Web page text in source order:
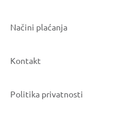
Načini plaćanja
Kontakt
Politika privatnosti